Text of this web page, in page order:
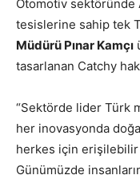
Otomotiv sektöründe
tesislerine sahip tek
Müdürü Pınar Kamçı
tasarlanan Catchy
“Sektörde lider Türk
her inovasyonda
herkes için erişilebilir
Günümüzde